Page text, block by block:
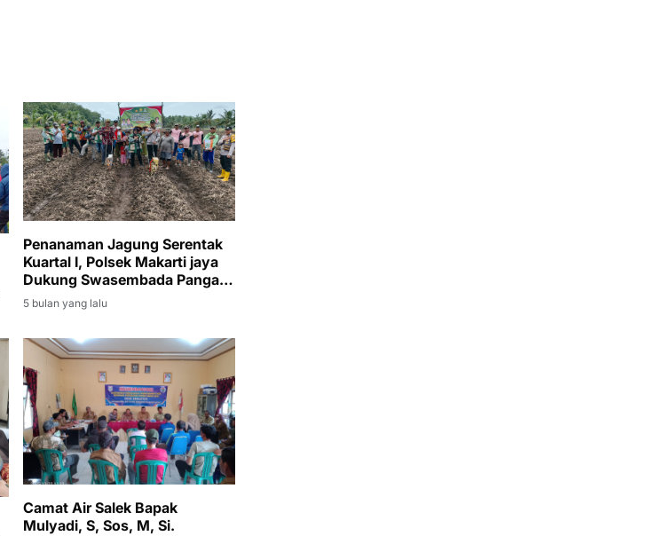
Penanaman Jagung Serentak
Kuartal I, Polsek Makarti jaya
Dukung Swasembada Pangan
2026
5 bulan yang lalu
Camat Air Salek Bapak
Mulyadi, S, Sos, M, Si.